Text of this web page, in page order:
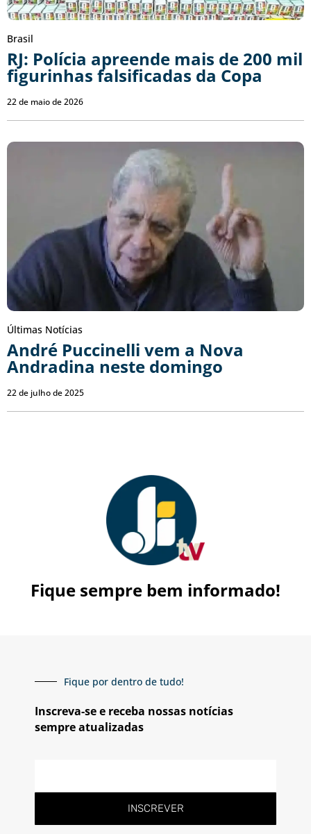
Brasil
RJ: Polícia apreende mais de 200 mil
figurinhas falsificadas da Copa
22 de maio de 2026
Últimas Notícias
André Puccinelli vem a Nova
Andradina neste domingo
22 de julho de 2025
Fique sempre bem informado!
Fique por dentro de tudo!
Inscreva-se e receba nossas notícias
sempre atualizadas
INSCREVER